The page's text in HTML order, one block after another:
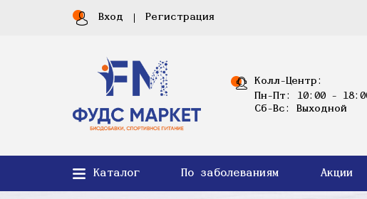
Вход Регистрация
Колл-Центр:
Пн-Пт: 10:00 -
Сб-Вс: Выходной
Каталог По заболеваниям Акции